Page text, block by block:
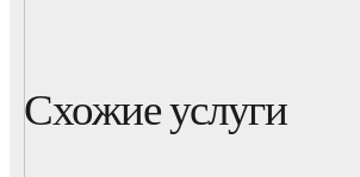
Схожие услуги